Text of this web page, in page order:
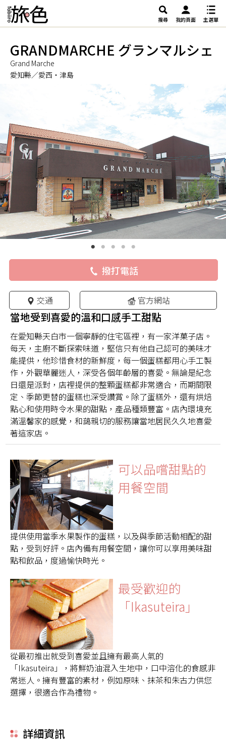
搜尋 我的頁面 主選單
GRANDMARCHE グランマルシェ
Grand Marche
愛知縣／愛西・津島
撥打電話
交通 官方網站
當地受到喜愛的溫和口感手工甜點
在愛知縣天白市一個寧靜的住宅區裡，有一家洋菓子店。
每天，主廚不斷探索味道，堅信只有他自己認可的美味才
能提供，他珍惜食材的新鮮度，每一個蛋糕都用心手工製
作，外觀華麗迷人，深受各個年齡層的喜愛。無論是紀念
日還是派對，店裡提供的整顆蛋糕都非常適合，而期間限
定、季節更替的蛋糕也深受讚賞。除了蛋糕外，還有烘焙
點心和使用時令水果的甜點，產品種類豐富。店內環境充
滿溫馨家的感覺，和藹親切的服務讓當地居民久久地喜愛
著這家店。
可以品嚐甜點的
用餐空間
提供使用當季水果製作的蛋糕，以及與季節活動相配的甜
點，受到好評。店內備有用餐空間，讓你可以享用美味甜
點和飲品，度過愉快時光。
最受歡迎的
「Ikasuteira」
從最初推出就受到喜愛並且擁有最高人氣的
「Ikasuteira」，將鮮奶油混入生地中，口中溶化的食感非
常迷人。擁有豐富的素材，例如原味、抹茶和朱古力供您
選擇，很適合作為禮物。
詳細資訊